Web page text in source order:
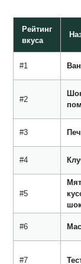
Рейтинг
вкуса
#1
#2
#3
#4
#5
#6
#7